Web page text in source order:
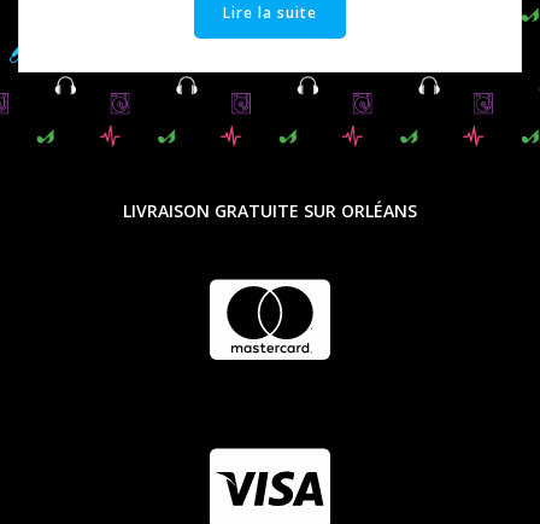
Lire la suite
LIVRAISON GRATUITE SUR ORLÉANS